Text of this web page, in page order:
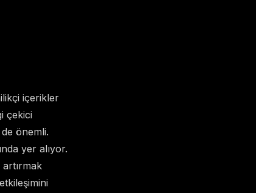
içerikler
çekici
önemli.
yer alıyor.
artırmak